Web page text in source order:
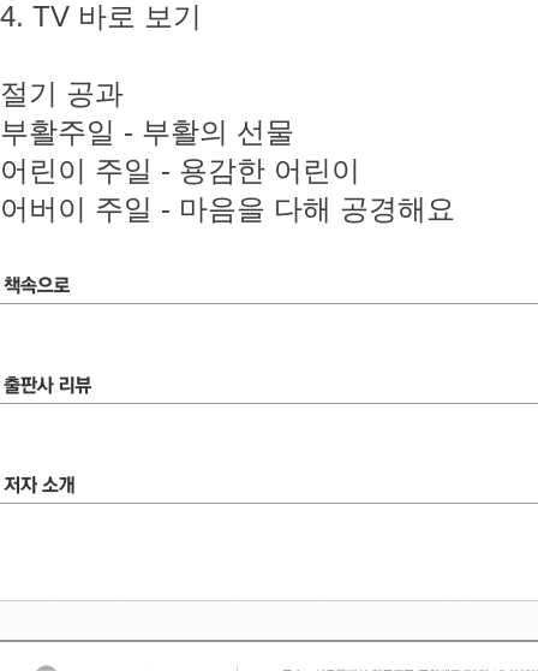
4. TV 바로 보기
절기 공과
부활주일 - 부활의 선물
어린이 주일 - 용감한 어린이
어버이 주일 - 마음을 다해 공경해요